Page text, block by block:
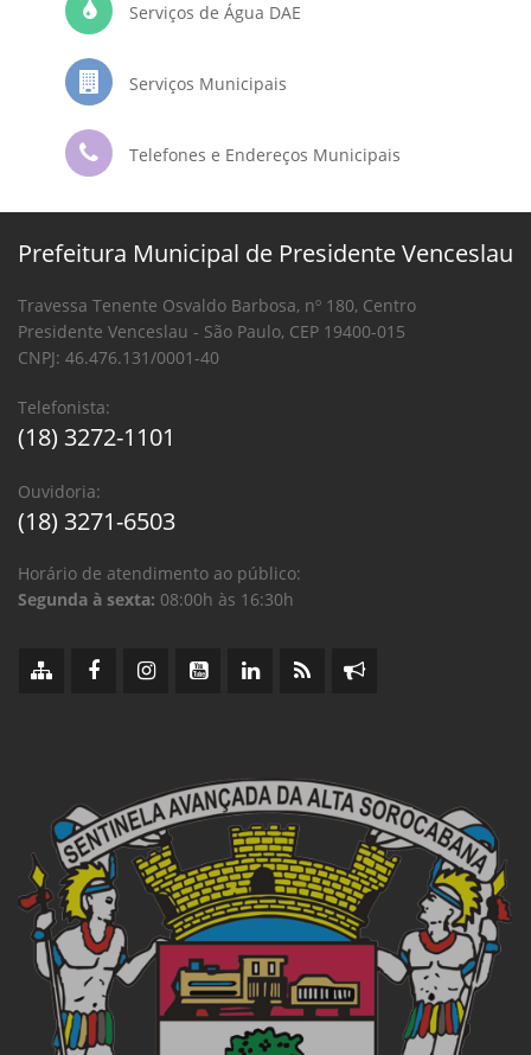
Serviços de Água DAE
Serviços Municipais
Telefones e Endereços Municipais
Prefeitura Municipal de Presidente Venceslau
Travessa Tenente Osvaldo Barbosa, nº 180, Centro
Presidente Venceslau - São Paulo, CEP 19400-015
CNPJ: 46.476.131/0001-40
Telefonista:
(18) 3272-1101
Ouvidoria:
(18) 3271-6503
Horário de atendimento ao público:
Segunda à sexta: 08:00h às 16:30h